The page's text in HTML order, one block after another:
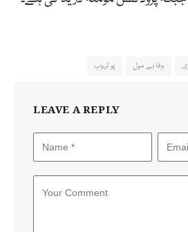
وفا بے مول یو ٹیوب
LEAVE A REPLY